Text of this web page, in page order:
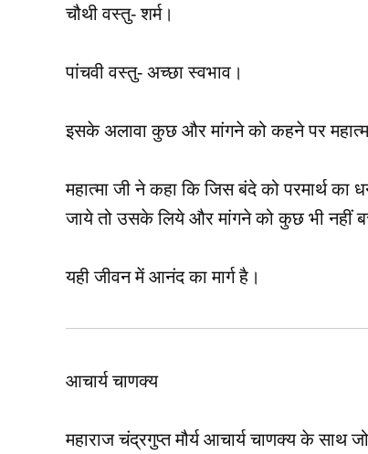
चौथी वस्‍तु- शर्म।
पांचवी वस्‍तु- अच्‍छा स्‍वभाव।
इसके अलावा कुछ और मांगने को कहने पर
महात्‍मा जी ने कहा कि जिस बंदे को परमार्थ
जाये तो उसके लिये और मांगने को कुछ भी नहीं
यही जीवन में आनंद का मार्ग है।
आचार्य चाणक्‍य
महाराज चंद्रगुप्‍त मौर्य आचार्य चाणक्‍य के साथ